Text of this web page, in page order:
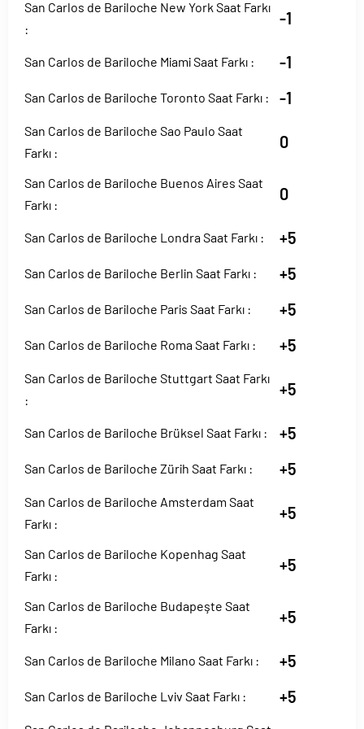
San Carlos de Bariloche New York Saat Farkı
:
-1
San Carlos de Bariloche Miami Saat Farkı : -1
San Carlos de Bariloche Toronto Saat Farkı : -1
San Carlos de Bariloche Sao Paulo Saat
Farkı :
0
San Carlos de Bariloche Buenos Aires Saat
Farkı :
0
San Carlos de Bariloche Londra Saat Farkı : +5
San Carlos de Bariloche Berlin Saat Farkı : +5
San Carlos de Bariloche Paris Saat Farkı : +5
San Carlos de Bariloche Roma Saat Farkı : +5
San Carlos de Bariloche Stuttgart Saat Farkı
:
+5
San Carlos de Bariloche Brüksel Saat Farkı : +5
San Carlos de Bariloche Zürih Saat Farkı : +5
San Carlos de Bariloche Amsterdam Saat
Farkı :
+5
San Carlos de Bariloche Kopenhag Saat
Farkı :
+5
San Carlos de Bariloche Budapeşte Saat
Farkı :
+5
San Carlos de Bariloche Milano Saat Farkı : +5
San Carlos de Bariloche Lviv Saat Farkı : +5